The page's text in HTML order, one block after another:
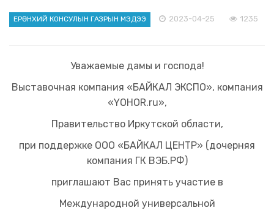
ЕРӨНХИЙ КОНСУЛЫН ГАЗРЫН МЭДЭЭ 2023-04-25 1235
Уважаемые дамы и господа!
Выставочная компания «БАЙКАЛ ЭКСПО», компания
«YOHOR.ru»,
Правительство Иркутской области,
при поддержке ООО «БАЙКАЛ ЦЕНТР» (дочерняя
компания ГК ВЭБ.РФ)
приглашают Вас принять участие в
Международной универсальной